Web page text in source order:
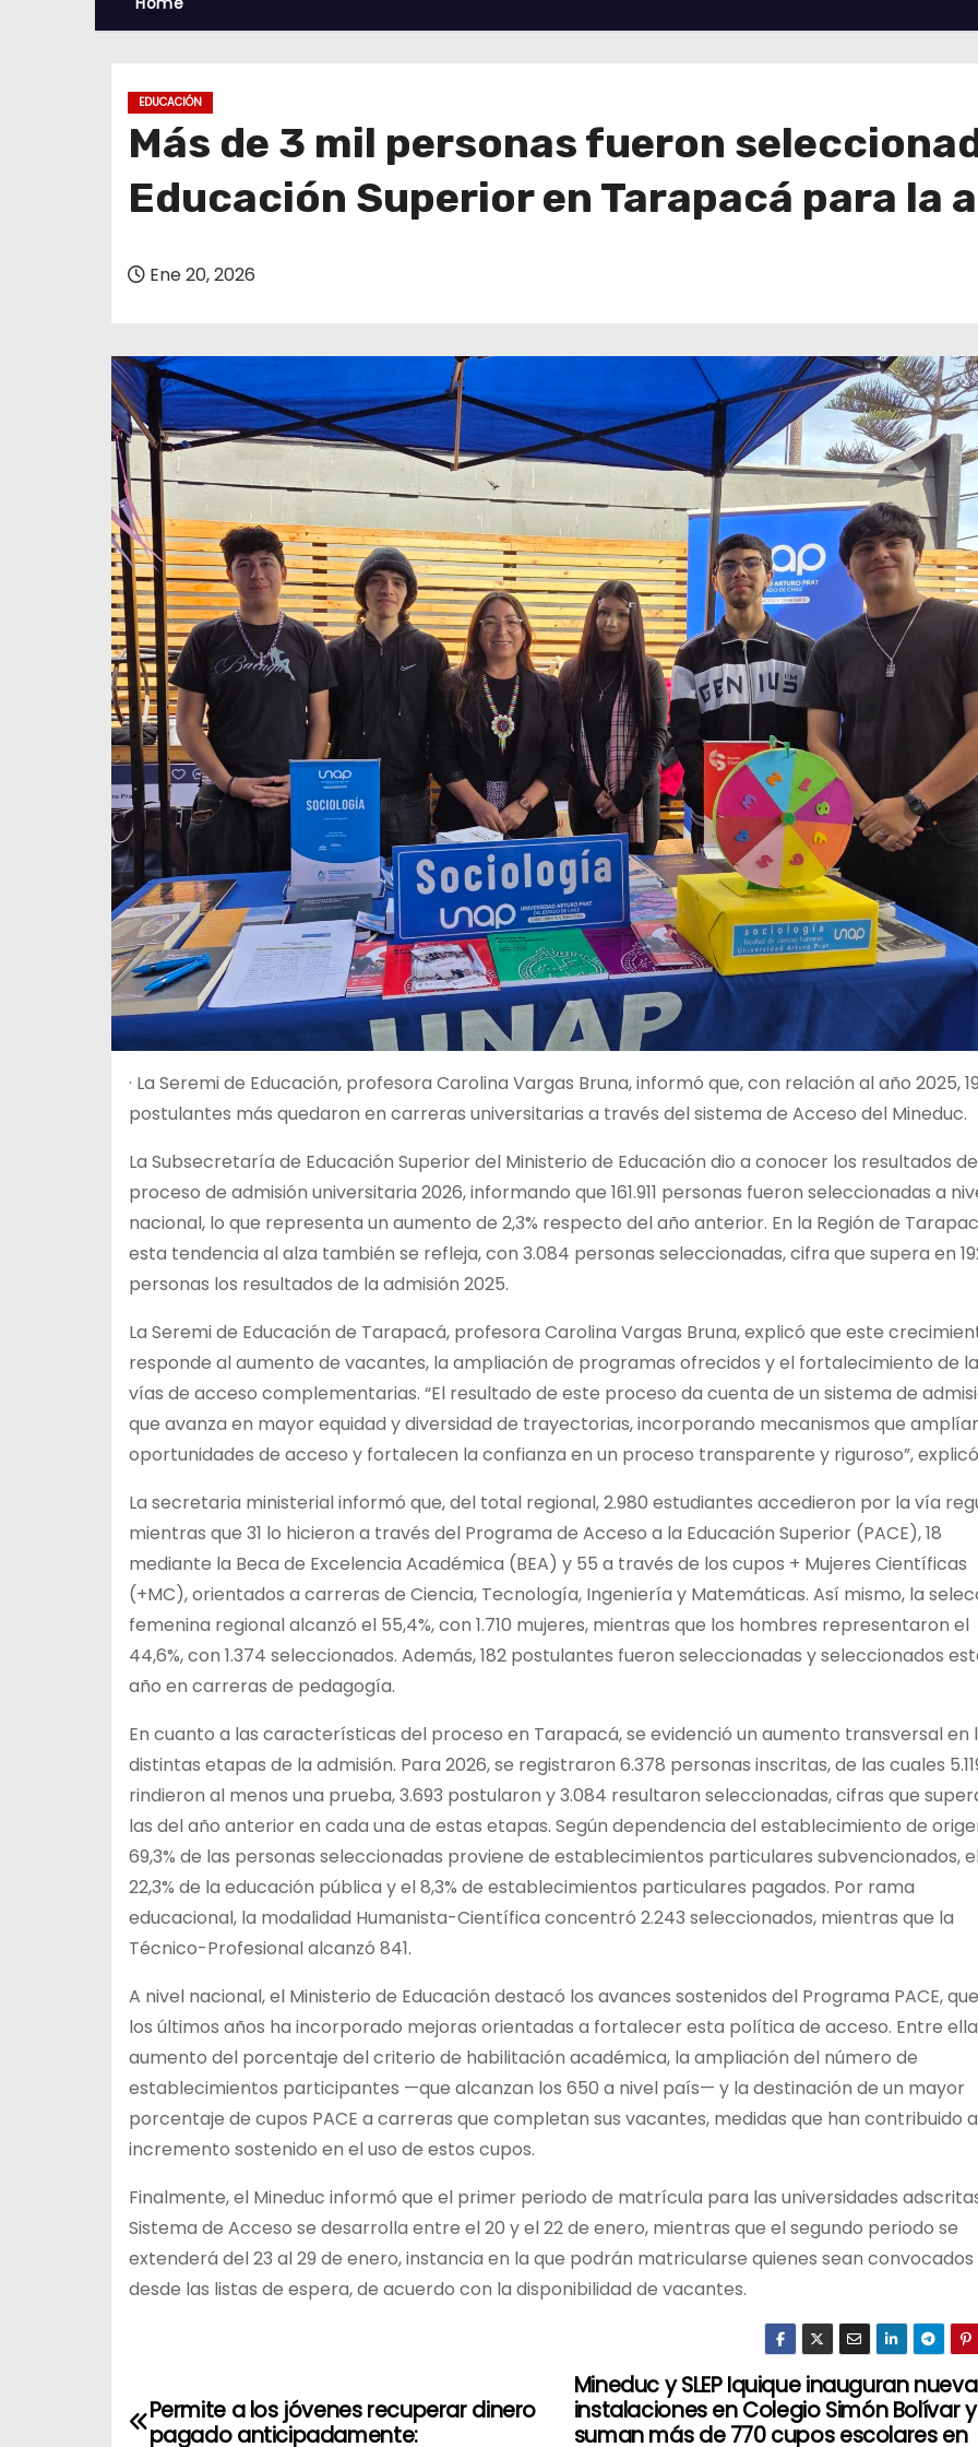
EDUCACIÓN
Más de 3 mil personas fueron
Educación Superior en Tarapacá para la
Ene 20, 2026
· La Seremi de Educación, profesora Carolina Vargas Bruna, informó que, con relación al año 2025,
postulantes más quedaron en carreras universitarias a través del sistema de Acceso del Mineduc.
La Subsecretaría de Educación Superior del Ministerio de Educación dio a conocer los resultados
proceso de admisión universitaria 2026, informando que 161.911 personas fueron seleccionadas a
nacional, lo que representa un aumento de 2,3% respecto del año anterior. En la Región de
esta tendencia al alza también se refleja, con 3.084 personas seleccionadas, cifra que supera en
personas los resultados de la admisión 2025.
La Seremi de Educación de Tarapacá, profesora Carolina Vargas Bruna, explicó que este
responde al aumento de vacantes, la ampliación de programas ofrecidos y el fortalecimiento de
vías de acceso complementarias. “El resultado de este proceso da cuenta de un sistema de
que avanza en mayor equidad y diversidad de trayectorias, incorporando mecanismos que
oportunidades de acceso y fortalecen la confianza en un proceso transparente y riguroso”,
La secretaria ministerial informó que, del total regional, 2.980 estudiantes accedieron por la vía
mientras que 31 lo hicieron a través del Programa de Acceso a la Educación Superior (PACE), 18
mediante la Beca de Excelencia Académica (BEA) y 55 a través de los cupos + Mujeres Científicas
(+MC), orientados a carreras de Ciencia, Tecnología, Ingeniería y Matemáticas. Así mismo, la
femenina regional alcanzó el 55,4%, con 1.710 mujeres, mientras que los hombres representaron el
44,6%, con 1.374 seleccionados. Además, 182 postulantes fueron seleccionadas y seleccionados
año en carreras de pedagogía.
En cuanto a las características del proceso en Tarapacá, se evidenció un aumento transversal en
distintas etapas de la admisión. Para 2026, se registraron 6.378 personas inscritas, de las cuales
rindieron al menos una prueba, 3.693 postularon y 3.084 resultaron seleccionadas, cifras que
las del año anterior en cada una de estas etapas. Según dependencia del establecimiento de
69,3% de las personas seleccionadas proviene de establecimientos particulares subvencionados,
22,3% de la educación pública y el 8,3% de establecimientos particulares pagados. Por rama
educacional, la modalidad Humanista-Científica concentró 2.243 seleccionados, mientras que la
Técnico-Profesional alcanzó 841.
A nivel nacional, el Ministerio de Educación destacó los avances sostenidos del Programa PACE,
los últimos años ha incorporado mejoras orientadas a fortalecer esta política de acceso. Entre
aumento del porcentaje del criterio de habilitación académica, la ampliación del número de
establecimientos participantes —que alcanzan los 650 a nivel país— y la destinación de un mayor
porcentaje de cupos PACE a carreras que completan sus vacantes, medidas que han contribuido
incremento sostenido en el uso de estos cupos.
Finalmente, el Mineduc informó que el primer periodo de matrícula para las universidades
Sistema de Acceso se desarrolla entre el 20 y el 22 de enero, mientras que el segundo periodo se
extenderá del 23 al 29 de enero, instancia en la que podrán matricularse quienes sean convocados
desde las listas de espera, de acuerdo con la disponibilidad de vacantes.
N
Mineduc y SLEP Iquique inauguran
instalaciones en Colegio Simón Bolívar y
suman más de 770 cupos escolares en
Permite a los jóvenes recuperar dinero
pagado anticipadamente: